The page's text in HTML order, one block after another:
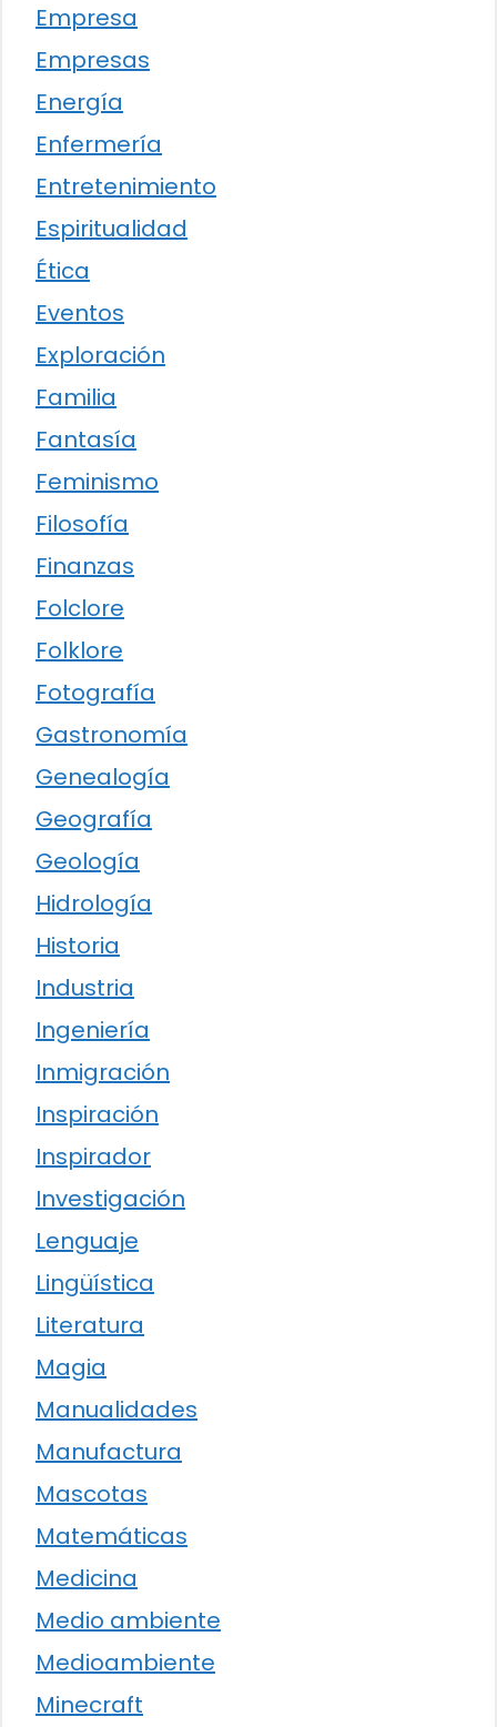
Empresa
Empresas
Energía
Enfermería
Entretenimiento
Espiritualidad
Ética
Eventos
Exploración
Familia
Fantasía
Feminismo
Filosofía
Finanzas
Folclore
Folklore
Fotografía
Gastronomía
Genealogía
Geografía
Geología
Hidrología
Historia
Industria
Ingeniería
Inmigración
Inspiración
Inspirador
Investigación
Lenguaje
Lingüística
Literatura
Magia
Manualidades
Manufactura
Mascotas
Matemáticas
Medicina
Medio ambiente
Medioambiente
Minecraft